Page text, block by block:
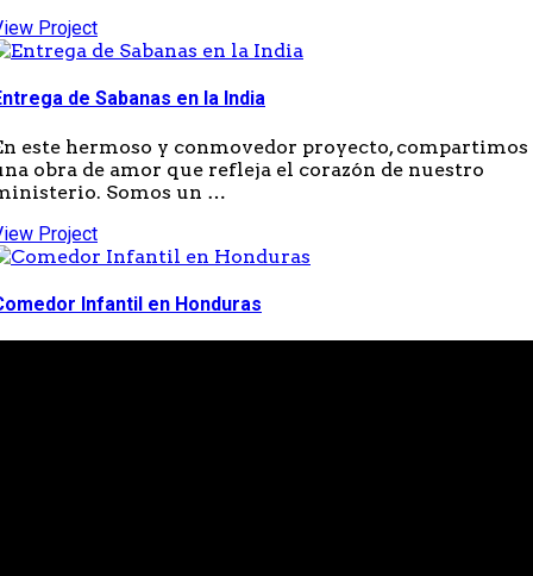
Project
de Sabanas en la India
este hermoso y conmovedor proyecto, compartimos
obra de amor que refleja el corazón de nuestro
Somos un …
Project
Infantil en Honduras